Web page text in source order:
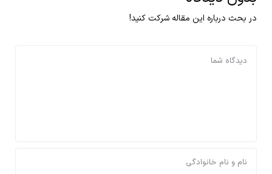
در بحث درباره این مقاله شرکت کنید!